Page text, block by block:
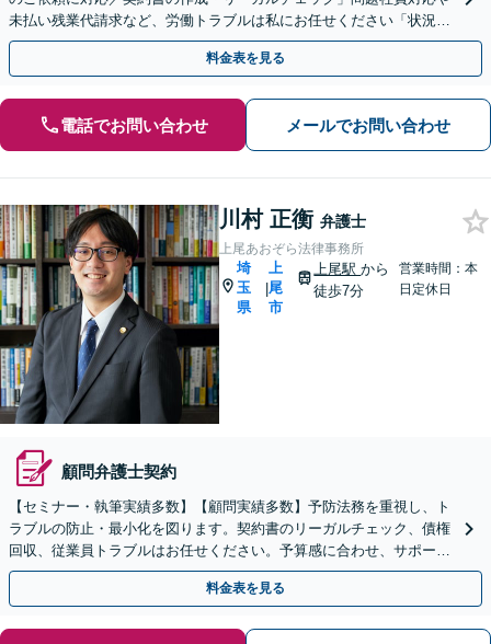
未払い残業代請求など、労働トラブルは私にお任せください「状況に
応じた実践的な法的支援を実施」【休日・夜間相談可】
料金表を見る
電話でお問い合わせ メールでお問い合わせ
川村 正衡 弁護士
上尾あおぞら法律事務所
埼
玉
県
|
上
尾
市
上尾駅から
徒歩7分
営業時間：本
日定休日
顧問弁護士契約
【セミナー・執筆実績多数】【顧問実績多数】予防法務を重視し、ト
ラブルの防止・最小化を図ります。契約書のリーガルチェック、債権
回収、従業員トラブルはお任せください。予算感に合わせ、サポート
内容も柔軟に調節します【上尾駅7分】【スポット相談可】
料金表を見る